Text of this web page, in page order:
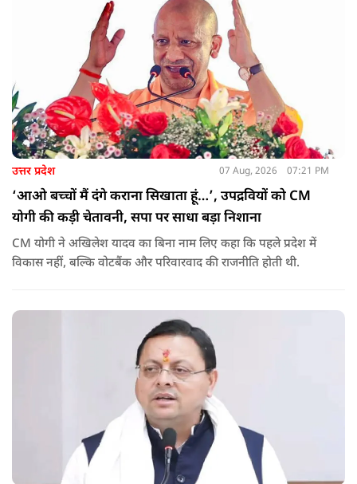
उत्तर प्रदेश 07 Aug, 2026 07:21 PM
‘आओ बच्चों मैं दंगे कराना सिखाता हूं…’, उपद्रवियों को CM
योगी की कड़ी चेतावनी, सपा पर साधा बड़ा निशाना
CM योगी ने अखिलेश यादव का बिना नाम लिए कहा कि पहले प्रदेश में
विकास नहीं, बल्कि वोटबैंक और परिवारवाद की राजनीति होती थी.